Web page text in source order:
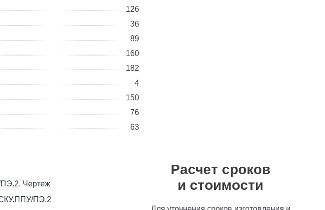
126
36
89
160
182
4
150
76
63
ПЭ.2
Расчет сроков
и стоимости